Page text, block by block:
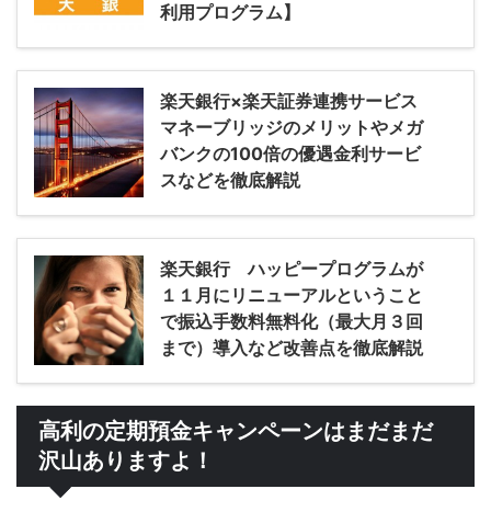
利用プログラム】
楽天銀行×楽天証券連携サービス
マネーブリッジのメリットやメガ
バンクの100倍の優遇金利サービ
スなどを徹底解説
楽天銀行 ハッピープログラムが
１１月にリニューアルということ
で振込手数料無料化（最大月３回
まで）導入など改善点を徹底解説
高利の定期預金キャンペーンはまだまだ
沢山ありますよ！